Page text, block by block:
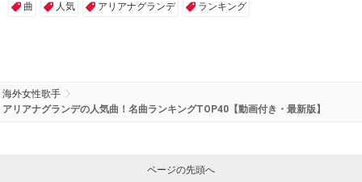
曲 人気 アリアナグランデ ランキング
海外女性歌手
アリアナグランデの人気曲！名曲ランキングTOP40【動画付き・最新版】
ページの先頭へ